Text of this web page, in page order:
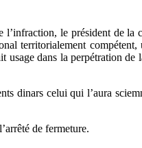
l’infraction, le président de la
territorialement compétent,
usage dans la perpétration de
dinars celui qui l’aura
de fermeture.